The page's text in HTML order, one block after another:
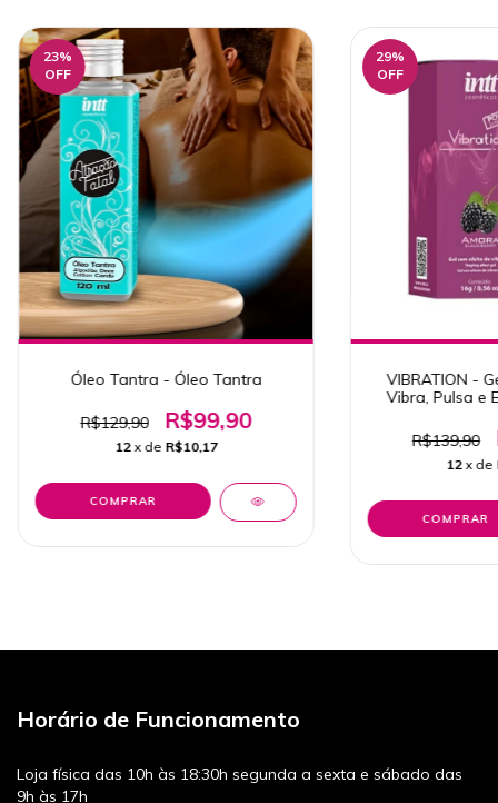
23%
OFF
Óleo Tantra - Óleo Tantra
R$129,90 R$99,90
12 x de R$10,17
29%
OFF
VIBRATION -
Vibra, Pulsa e
R$139,90
12 x de
Horário de Funcionamento
Loja física das 10h às 18:30h segunda a sexta e sábado das
9h às 17h